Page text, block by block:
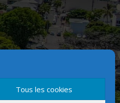
Tous les cookies